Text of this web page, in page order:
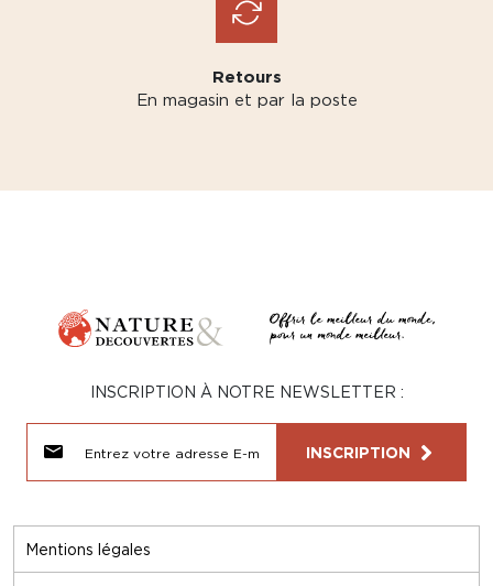
Retours
En magasin et par la poste
Mentions légales
INSCRIPTION À NOTRE NEWSLETTER :
INSCRIPTION